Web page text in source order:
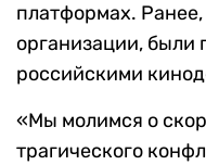
платформах.
организации, были
российскими
«Мы молимся о
трагического